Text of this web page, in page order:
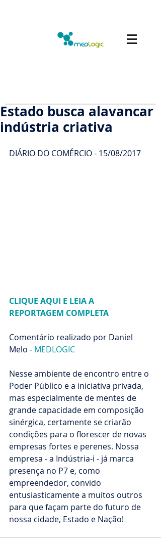
Estado busca alavancar
indústria criativa
DIÁRIO DO COMÉRCIO - 15/08/2017
CLIQUE AQUI E LEIA A
REPORTAGEM COMPLETA
Comentário realizado por Daniel
Melo - MEDLOGIC
Nesse ambiente de encontro entre o
Poder Público e a iniciativa privada,
mas especialmente de mentes de
grande capacidade em composição
sinérgica, certamente se criarão
condições para o florescer de novas
empresas fortes e perenes. Nossa
empresa - a Indústria-i - já marca
presença no P7 e, como
empreendedor, convido
entusiasticamente a muitos outros
para que façam parte do futuro de
nossa cidade, Estado e Nação!